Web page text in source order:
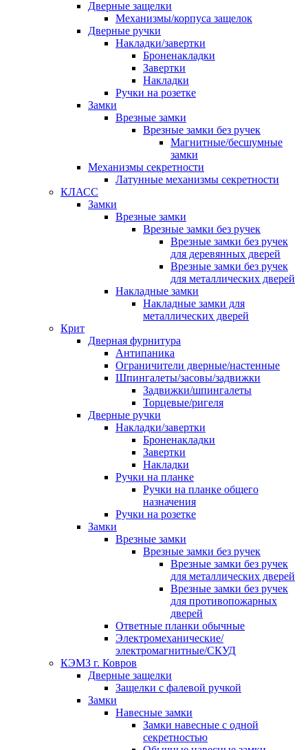
Дверные защелки
Механизмы/корпуса защелок
Дверные ручки
Накладки/завертки
Броненакладки
Завертки
Накладки
Ручки на розетке
Замки
Врезные замки
Врезные замки без ручек
Магнитные/бесшумные
замки
Механизмы секретности
Латунные механизмы секретности
КЛАСС
Замки
Врезные замки
Врезные замки без ручек
Врезные замки без ручек
для деревянных дверей
Врезные замки без ручек
для металлических дверей
Накладные замки
Накладные замки для
металлических дверей
Крит
Дверная фурнитура
Антипаника
Ограничители дверные/настенные
Шпингалеты/засовы/задвижки
Задвижки/шпингалеты
Торцевые/ригеля
Дверные ручки
Накладки/завертки
Броненакладки
Завертки
Накладки
Ручки на планке
Ручки на планке общего
назначения
Ручки на розетке
Замки
Врезные замки
Врезные замки без ручек
Врезные замки без ручек
для металлических дверей
Врезные замки без ручек
для противопожарных
дверей
Ответные планки обычные
Электромеханические/
электромагнитные/СКУД
КЭМЗ г. Ковров
Дверные защелки
Защелки с фалевой ручкой
Замки
Навесные замки
Замки навесные с одной
секретностью